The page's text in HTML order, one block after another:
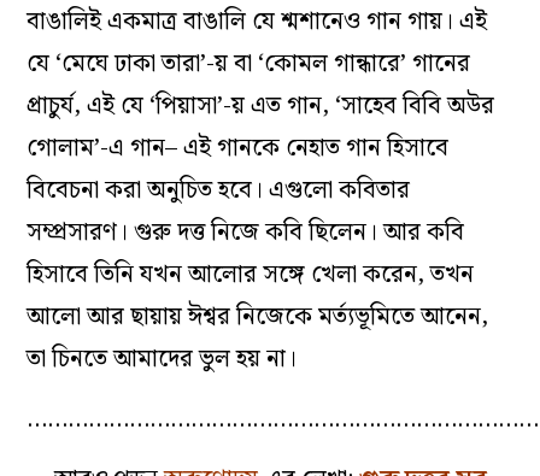
বাঙালিই একমাত্র বাঙালি যে শ্মশানেও গান গায়। এই
যে ‘মেঘে ঢাকা তারা’-য় বা ‘কোমল গান্ধারে’ গানের
প্রাচুর্য, এই যে ‘পিয়াসা’-য় এত গান, ‘সাহেব বিবি অউর
গোলাম’-এ গান– এই গানকে নেহাত গান হিসাবে
বিবেচনা করা অনুচিত হবে। এগুলো কবিতার
সম্প্রসারণ। গুরু দত্ত নিজে কবি ছিলেন। আর কবি
হিসাবে তিনি যখন আলোর সঙ্গে খেলা করেন, তখন
আলো আর ছায়ায় ঈশ্বর নিজেকে মর্ত‌্যভূমিতে আনেন,
তা চিনতে আমাদের ভুল হয় না।